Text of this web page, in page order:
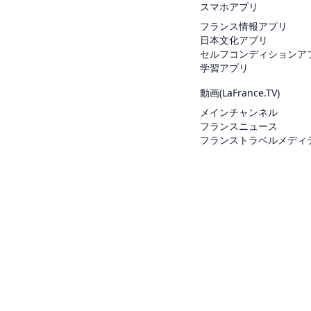
スマホアプリ
フランス情報アプリ
日本文化アプリ
セルフコンディションア
学習アプリ
動画(LaFrance.TV)
メインチャンネル
フランスニュース
フランストラベルメディ